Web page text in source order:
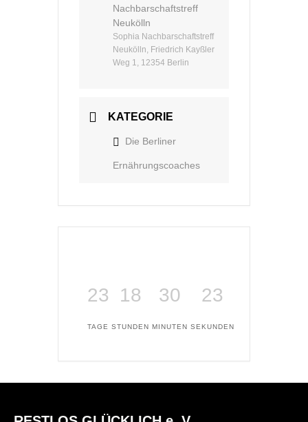
Nachbarschaftstreff
Neukölln
Sophia Nachbarschaftstreff
Neukölln, Friedrich Kayßler
Weg 1, 12354 Berlin
KATEGORIE
Die Berliner
Ernährungscoaches
23
TAGE
18
STUNDEN
30
MINUTEN
22
SEKUNDEN